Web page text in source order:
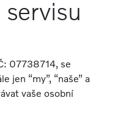
servisu
07738714, se
jen “my”, “naše” a
vaše osobní